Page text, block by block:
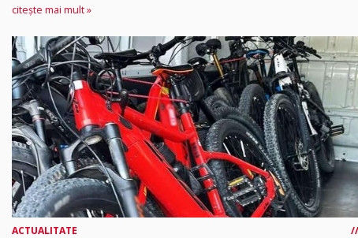
citește mai mult »
ACTUALITATE